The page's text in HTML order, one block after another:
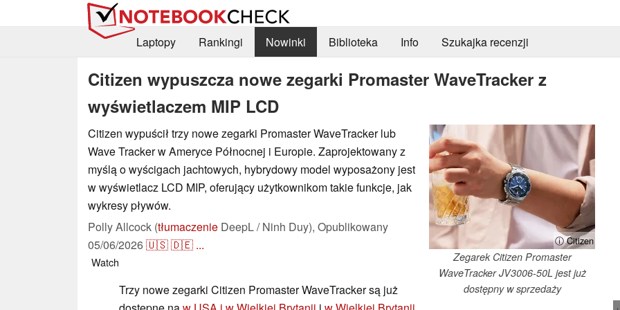
Laptopy Rankingi Nowinki Biblioteka Info Szukajka recenzji
Citizen wypuszcza nowe zegarki Promaster WaveTracker z
wyświetlaczem MIP LCD
ⓘ Citizen
Zegarek Citizen Promaster
WaveTracker JV3006-50L jest już
dostępny w sprzedaży
Citizen wypuścił trzy nowe zegarki Promaster WaveTracker lub
Wave Tracker w Ameryce Północnej i Europie. Zaprojektowany z
myślą o wyścigach jachtowych, hybrydowy model wyposażony jest
w wyświetlacz LCD MIP, oferujący użytkownikom takie funkcje, jak
wykresy pływów.
Polly Allcock (tłumaczenie DeepL / Ninh Duy), Opublikowany
05/06/2026🇺🇸🇩🇪 ...
Watch
Trzy nowe zegarki Citizen Promaster WaveTracker są już